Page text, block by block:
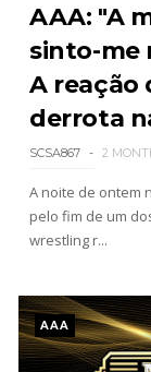
Lucha Libre
Semana 2
Semana em
SCSA867
WWE
Unknown-Aug
AAA: "A
sinto-me
A reação
derrota
SCSA867 2
A noite de ontem
pelo fim de um
wrestling r...
AAA